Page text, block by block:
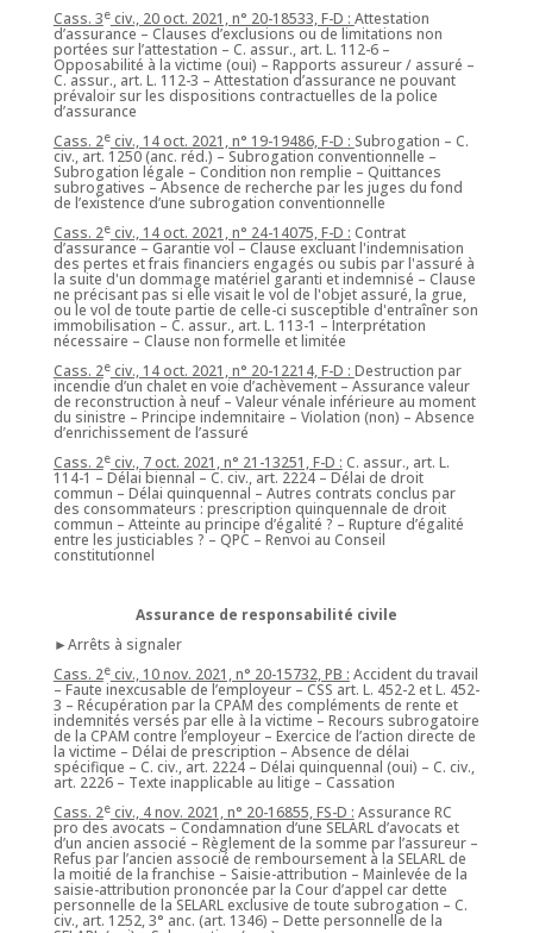
Cass. 3eciv., 20 oct. 2021, n° 20-18533, F-D : Attestation
d’assurance – Clauses d’exclusions ou de limitations non
portées sur l’attestation – C. assur., art. L. 112-6 –
Opposabilité à la victime (oui) – Rapports assureur / assuré –
C. assur., art. L. 112-3 – Attestation d’assurance ne pouvant
prévaloir sur les dispositions contractuelles de la police
d’assurance
Cass. 2eciv., 14 oct. 2021, n° 19-19486, F-D : Subrogation – C.
civ., art. 1250 (anc. réd.) – Subrogation conventionnelle –
Subrogation légale – Condition non remplie – Quittances
subrogatives – Absence de recherche par les juges du fond
de l’existence d’une subrogation conventionnelle
Cass. 2eciv., 14 oct. 2021, n° 24-14075, F-D : Contrat
d’assurance – Garantie vol – Clause excluant l'indemnisation
des pertes et frais financiers engagés ou subis par l'assuré à
la suite d'un dommage matériel garanti et indemnisé – Clause
ne précisant pas si elle visait le vol de l'objet assuré, la grue,
ou le vol de toute partie de celle-ci susceptible d'entraîner son
immobilisation – C. assur., art. L. 113-1 – Interprétation
nécessaire – Clause non formelle et limitée
Cass. 2eciv., 14 oct. 2021, n° 20-12214, F-D : Destruction par
incendie d’un chalet en voie d’achèvement – Assurance valeur
de reconstruction à neuf – Valeur vénale inférieure au moment
du sinistre – Principe indemnitaire – Violation (non) – Absence
d’enrichissement de l’assuré
Cass. 2eciv., 7 oct. 2021, n° 21-13251, F-D : C. assur., art. L.
114-1 – Délai biennal – C. civ., art. 2224 – Délai de droit
commun – Délai quinquennal – Autres contrats conclus par
des consommateurs : prescription quinquennale de droit
commun – Atteinte au principe d’égalité ? – Rupture d’égalité
entre les justiciables ? – QPC – Renvoi au Conseil
constitutionnel
Assurance de responsabilité civile
►Arrêts à signaler
Cass. 2eciv., 10 nov. 2021, n° 20-15732, PB : Accident du travail
– Faute inexcusable de l’employeur – CSS art. L. 452-2 et L. 452-
3 – Récupération par la CPAM des compléments de rente et
indemnités versés par elle à la victime – Recours subrogatoire
de la CPAM contre l’employeur – Exercice de l’action directe de
la victime – Délai de prescription – Absence de délai
spécifique – C. civ., art. 2224 – Délai quinquennal (oui) – C. civ.,
art. 2226 – Texte inapplicable au litige – Cassation
Cass. 2eciv., 4 nov. 2021, n° 20-16855, FS-D : Assurance RC
pro des avocats – Condamnation d’une SELARL d’avocats et
d’un ancien associé – Règlement de la somme par l’assureur –
Refus par l’ancien associé de remboursement à la SELARL de
la moitié de la franchise – Saisie-attribution – Mainlevée de la
saisie-attribution prononcée par la Cour d’appel car dette
personnelle de la SELARL exclusive de toute subrogation – C.
civ., art. 1252, 3° anc. (art. 1346) – Dette personnelle de la